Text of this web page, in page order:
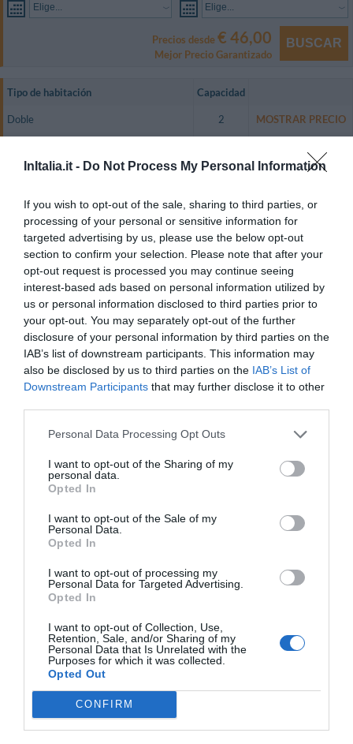
InItalia.it - Do Not Process My Personal Information
If you wish to opt-out of the sale, sharing to third parties, or
processing of your personal or sensitive information for
targeted advertising by us, please use the below opt-out
section to confirm your selection. Please note that after your
opt-out request is processed you may continue seeing
interest-based ads based on personal information utilized by
us or personal information disclosed to third parties prior to
your opt-out. You may separately opt-out of the further
disclosure of your personal information by third parties on the
IAB’s list of downstream participants. This information may
also be disclosed by us to third parties on the IAB’s List of
Downstream Participants that may further disclose it to other
Personal Data Processing Opt Outs
I want to opt-out of the Sharing of my
personal data.
Opted In
I want to opt-out of the Sale of my
Personal Data.
Opted In
I want to opt-out of processing my
Personal Data for Targeted Advertising.
Opted In
I want to opt-out of Collection, Use,
Retention, Sale, and/or Sharing of my
Personal Data that Is Unrelated with the
Purposes for which it was collected.
Opted Out
CONFIRM
Elige... Elige...
Precios desde€ 46,00
Mejor Precio Garantizado
BUSCAR
Tipo de habitación Capacidad
Doble 2 MOSTRAR PRECIO
conexión wi-fi a Internet y baño privado con secador.
Habitaciones Disponibles: Doble, Doble de uso individual.
Servicios Incluidos en el precio
Aire acondicionado en las zonas
comunes
Aparcamiento Interior en garaje
Privado
Ascensor
Caja fuerte
Check In y Check Out rápidos
Conexión a Internet
Depósito de equipaje
Personal multilingüe
Prensa
Sala de TV
Restaurante y Bar
El restaurante, joya del hotel, ofrece un ambiente privado y confortable,
ideal para degustar las mejores especialidades regionales junto a deliciosos
platos de la cocina internacional.
Servicios de Pago
Picnic
Restaurante
Servicio Fax
Servicio Fotocopiadora
Servicio médico
Características del Hotel
Habitaciones No Fumadores
Jardín